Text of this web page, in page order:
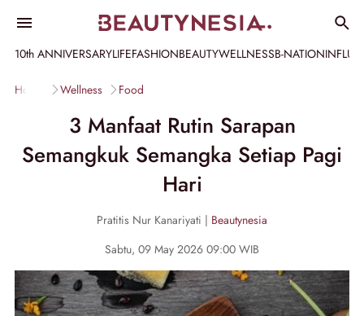
10th ANNIVERSARYLIFEFASHIONBEAUTYWELLNESSB-NATION
Home Wellness Food
3 Manfaat Rutin Sarapan
Semangkuk Semangka Setiap Pagi
Hari
Pratitis Nur Kanariyati | Beautynesia
Sabtu, 09 May 2026 09:00 WIB